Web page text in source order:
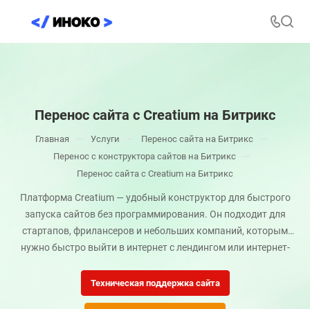
Перенос сайта с Creatium на Битрикс
Главная — Услуги Перенос сайта на Битрикс —
Перенос с конструктора сайтов на Битрикс —
Перенос сайта с Creatium на Битрикс
Платформа Creatium — удобный конструктор для быстрого
запуска сайтов без программирования. Он подходит для
стартапов, фрилансеров и небольших компаний, которым
нужно быстро выйти в интернет с лендингом или интернет-
Техническая поддержка сайта